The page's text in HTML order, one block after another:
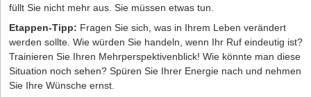
füllt Sie nicht mehr aus. Sie müssen etwas tun.
Etappen-Tipp: Fragen Sie sich, was in Ihrem Leben verändert
werden sollte. Wie würden Sie handeln, wenn Ihr Ruf eindeutig ist?
Trainieren Sie Ihren Mehrperspektivenblick! Wie könnte man diese
Situation noch sehen? Spüren Sie Ihrer Energie nach und nehmen
Sie Ihre Wünsche ernst.